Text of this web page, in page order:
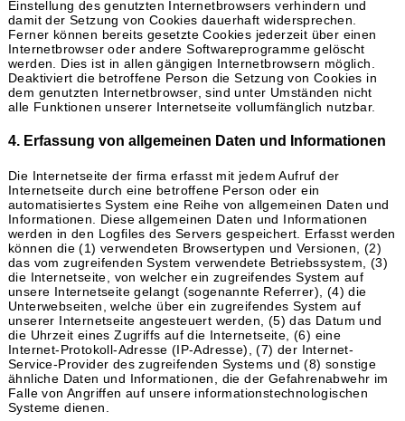
Einstellung des genutzten Internetbrowsers verhindern und
damit der Setzung von Cookies dauerhaft widersprechen.
Ferner können bereits gesetzte Cookies jederzeit über einen
Internetbrowser oder andere Softwareprogramme gelöscht
werden. Dies ist in allen gängigen Internetbrowsern möglich.
Deaktiviert die betroffene Person die Setzung von Cookies in
dem genutzten Internetbrowser, sind unter Umständen nicht
alle Funktionen unserer Internetseite vollumfänglich nutzbar.
4. Erfassung von allgemeinen Daten und Informationen
Die Internetseite der firma erfasst mit jedem Aufruf der
Internetseite durch eine betroffene Person oder ein
automatisiertes System eine Reihe von allgemeinen Daten und
Informationen. Diese allgemeinen Daten und Informationen
werden in den Logfiles des Servers gespeichert. Erfasst werden
können die (1) verwendeten Browsertypen und Versionen, (2)
das vom zugreifenden System verwendete Betriebssystem, (3)
die Internetseite, von welcher ein zugreifendes System auf
unsere Internetseite gelangt (sogenannte Referrer), (4) die
Unterwebseiten, welche über ein zugreifendes System auf
unserer Internetseite angesteuert werden, (5) das Datum und
die Uhrzeit eines Zugriffs auf die Internetseite, (6) eine
Internet-Protokoll-Adresse (IP-Adresse), (7) der Internet-
Service-Provider des zugreifenden Systems und (8) sonstige
ähnliche Daten und Informationen, die der Gefahrenabwehr im
Falle von Angriffen auf unsere informationstechnologischen
Systeme dienen.